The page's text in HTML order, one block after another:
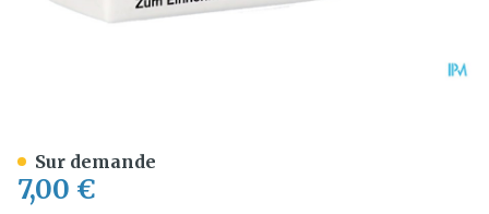
7,00 €
Sur demande